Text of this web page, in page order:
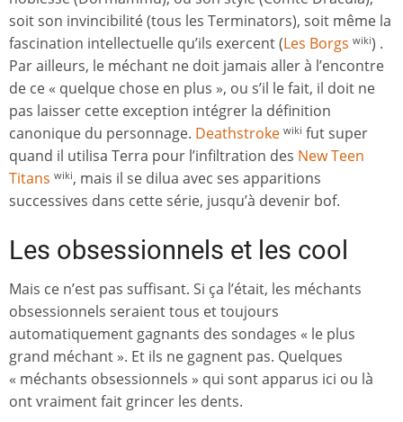
soit son invincibilité (tous les Terminators), soit même la
fascination intellectuelle qu’ils exercent (Les Borgs wiki) .
Par ailleurs, le méchant ne doit jamais aller à l’encontre
de ce « quelque chose en plus », ou s’il le fait, il doit ne
pas laisser cette exception intégrer la définition
canonique du personnage. Deathstroke wiki fut super
quand il utilisa Terra pour l’infiltration des New Teen
Titans wiki, mais il se dilua avec ses apparitions
successives dans cette série, jusqu’à devenir bof.
Les obsessionnels et les cool
Mais ce n’est pas suffisant. Si ça l’était, les méchants
obsessionnels seraient tous et toujours
automatiquement gagnants des sondages « le plus
grand méchant ». Et ils ne gagnent pas. Quelques
« méchants obsessionnels » qui sont apparus ici ou là
ont vraiment fait grincer les dents.